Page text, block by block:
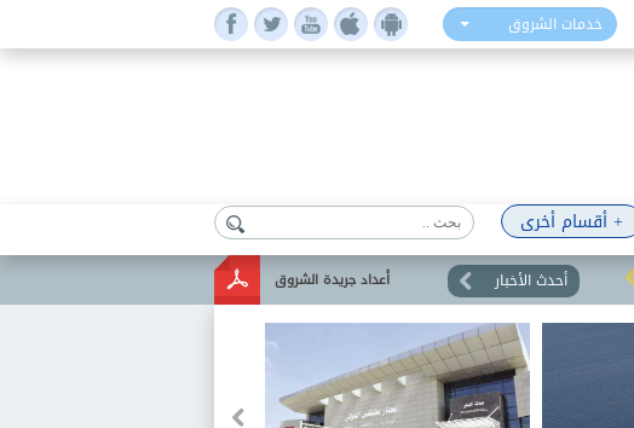
خدمات الشروق
+ أقسام أخرى
أعداد جريدة الشروق أحدث الأخبار